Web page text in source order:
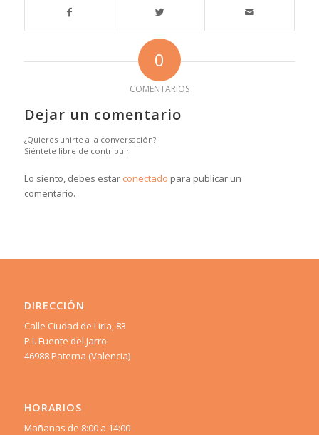
0
COMENTARIOS
Dejar un comentario
¿Quieres unirte a la conversación?
Siéntete libre de contribuir
Lo siento, debes estar conectado para publicar un
comentario.
DIRECCIÓN
Calle Ciudad de Liria, 83
P.I. Fuente del Jarro
46988 Paterna (Valencia)
HORARIOS
Mañanas de 8:00 a 14:00